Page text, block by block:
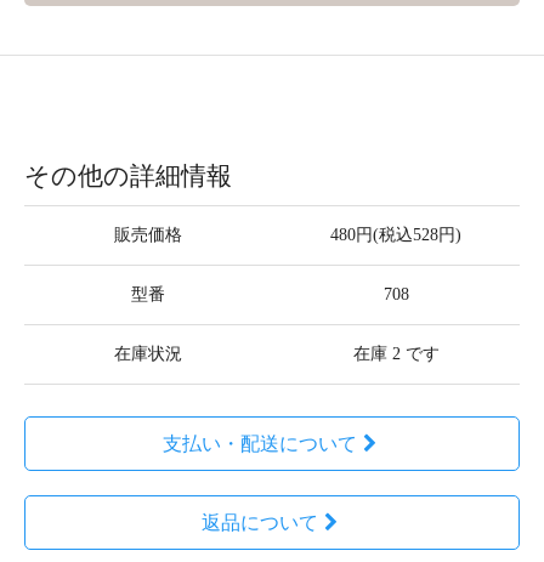
その他の詳細情報
販売価格 480円(税込528円)
型番 708
在庫状況 在庫 2 です
支払い・配送について
返品について